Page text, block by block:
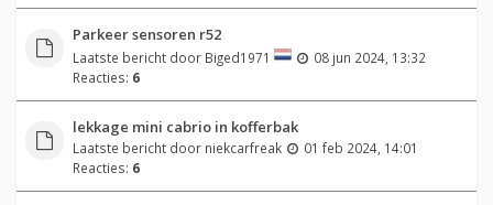
Parkeer sensoren r52
Laatste bericht door Biged1971
08 jun 2024, 13:32
Reacties: 6
lekkage mini cabrio in kofferbak
Laatste bericht door niekcarfreak
01 feb 2024, 14:01
Reacties: 6